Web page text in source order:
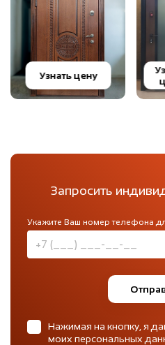
Узнать цену
Запросить
Укажите Ваш номер телефона
Нажимая на кнопку, я
моих персональных